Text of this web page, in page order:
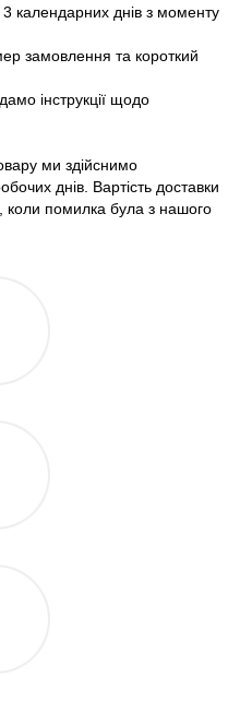
календарних днів з моменту
замовлення та короткий
інструкції щодо
ми здійснимо
днів. Вартість доставки
коли помилка була з нашого